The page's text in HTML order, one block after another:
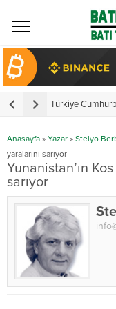
Anasayfa » Yazar » Stelyo
yaralarını sarıyor
Yunanistan’ın
sarıyor